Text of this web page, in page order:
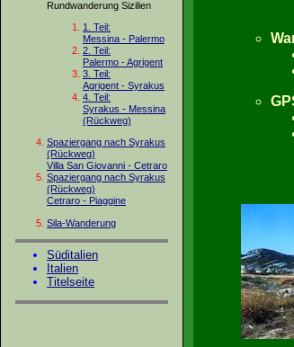
Rundwanderung Sizilien
1. Teil:
Messina - Palermo
2. Teil:
Palermo - Agrigent
3. Teil:
Agrigent - Syrakus
4. Teil:
Syrakus - Messina
(Rückweg)
Spaziergang nach Syrakus
(Rückweg)
Villa San Giovanni - Cetraro
Spaziergang nach Syrakus
(Rückweg)
Cetraro - Piaggine
Sila-Wanderung
Süditalien
Italien
Titelseite